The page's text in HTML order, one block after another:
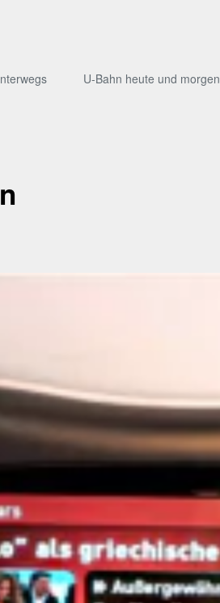
U-Bahn heute und morgen